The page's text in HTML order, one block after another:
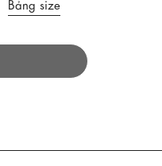
Bảng size